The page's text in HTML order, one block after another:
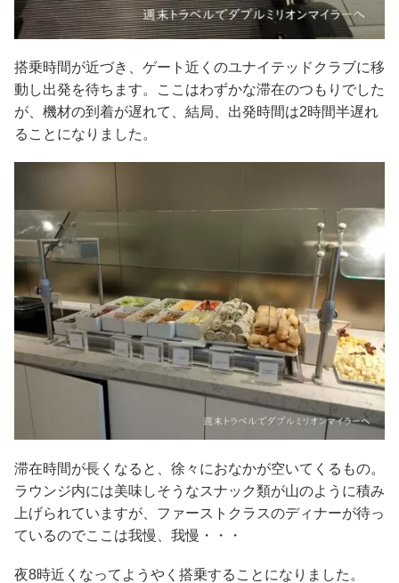
搭乗時間が近づき、ゲート近くのユナイテッドクラブに移
動し出発を待ちます。ここはわずかな滞在のつもりでした
が、機材の到着が遅れて、結局、出発時間は2時間半遅れ
ることになりました。
滞在時間が長くなると、徐々におなかが空いてくるもの。
ラウンジ内には美味しそうなスナック類が山のように積み
上げられていますが、ファーストクラスのディナーが待っ
ているのでここは我慢、我慢・・・
夜8時近くなってようやく搭乗することになりました。